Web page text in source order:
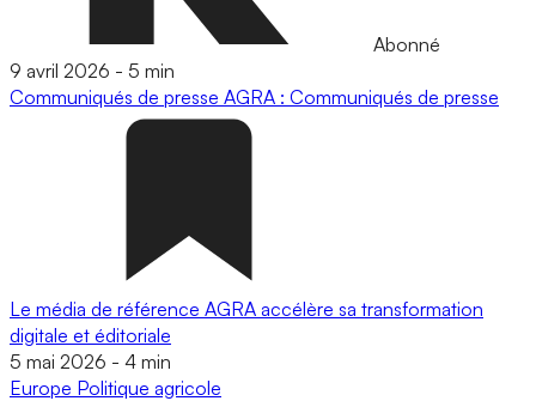
Abonné
9 avril 2026 - 5 min
Communiqués de presse AGRA : Communiqués de presse
Le média de référence AGRA accélère sa transformation
digitale et éditoriale
5 mai 2026 - 4 min
Europe Politique agricole